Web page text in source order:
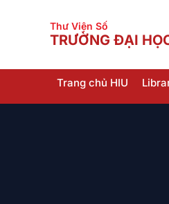
Thư Viện Số
TRƯỜNG ĐẠI
Trang chủ HIU